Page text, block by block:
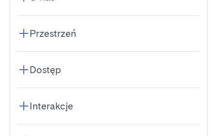
Przestrzeń
Dostęp
Interakcje